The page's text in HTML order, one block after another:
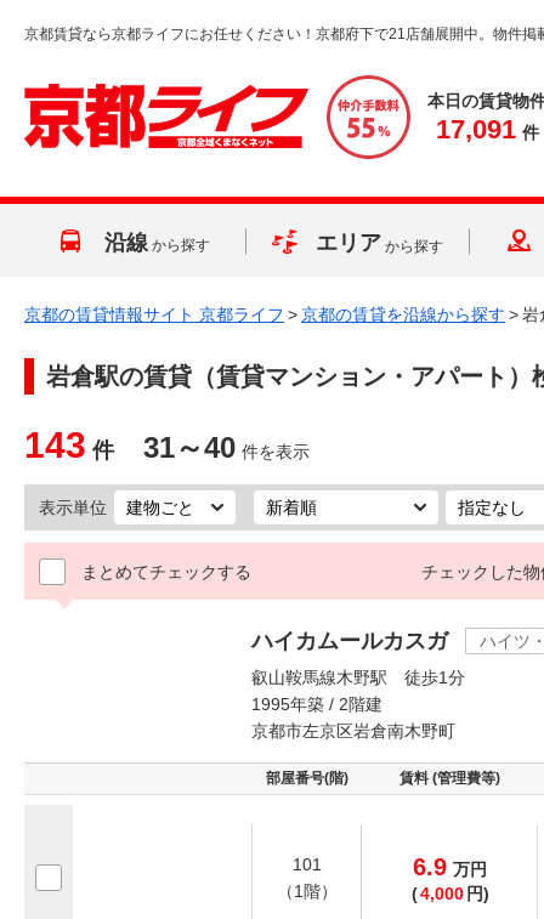
京都賃貸なら京都ライフにお任せください！京都府下で21店舗展開中。物件掲
本日の賃貸物
17,091 件
沿線 から探す エリア から探す
京都の賃貸情報サイト 京都ライフ >京都の賃貸を沿線から探す >岩
岩倉駅の賃貸（賃貸マンション・アパート）
143 件 31～40 件を表示
表示単位
まとめてチェックする チェックした物
ハイカムールカスガ
ハイツ
叡山鞍馬線木野駅 徒歩1分
1995年築 / 2階建
京都市左京区岩倉南木野町
部屋番号(階) 賃料 (管理費等)
101
（1階）
6.9 万円
(4,000 円)